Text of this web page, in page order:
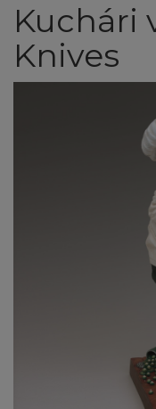
Kuchári
Knives